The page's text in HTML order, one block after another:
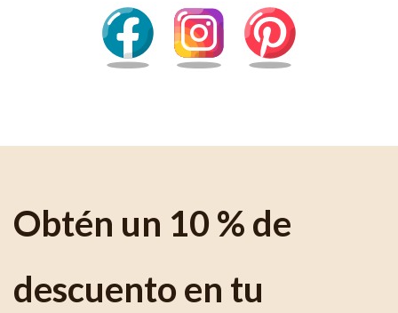
Obtén un 10 % de
descuento en tu